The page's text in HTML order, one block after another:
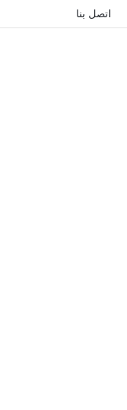
اتصل بنا